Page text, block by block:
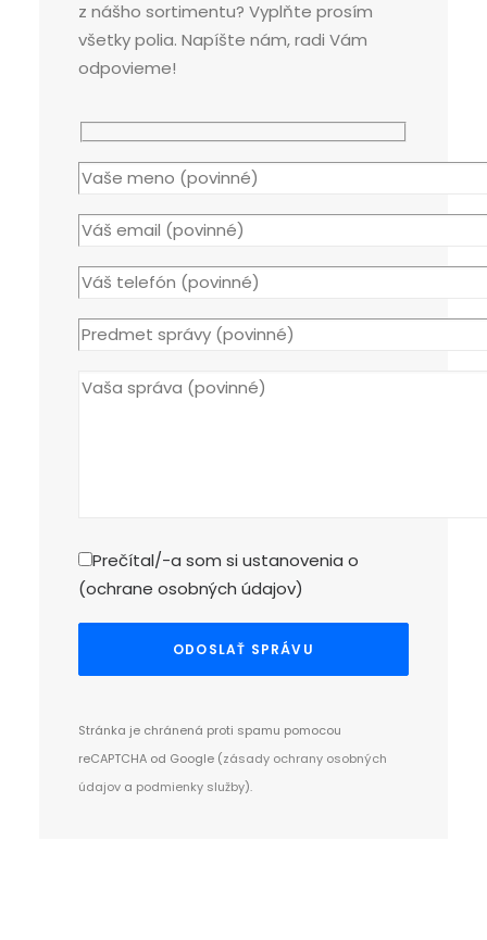
z nášho sortimentu? Vyplňte prosím
všetky polia. Napíšte nám, radi Vám
odpovieme!
Prečítal/-a som si ustanovenia o
(ochrane osobných údajov)
Stránka je chránená proti spamu pomocou
reCAPTCHA od Google (zásady ochrany osobných
údajov a podmienky služby).